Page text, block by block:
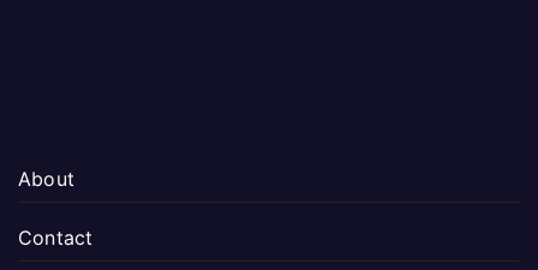
About
Contact